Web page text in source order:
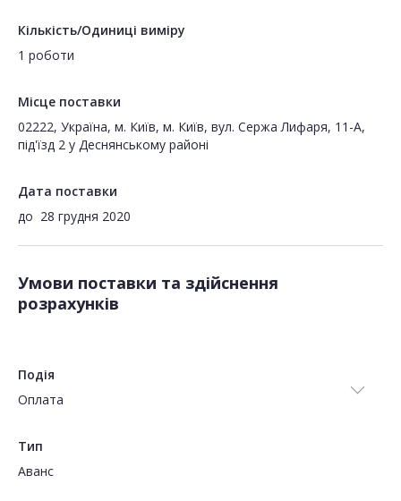
Кількість/Одиниці виміру
1 роботи
Місце поставки
02222, Україна, м. Київ, м. Київ, вул. Сержа Лифаря, 11-А,
під'їзд 2 у Деснянському районі
Дата поставки
до 28 грудня 2020
Умови поставки та здійснення
розрахунків
Подія
Оплата
Тип
Аванс